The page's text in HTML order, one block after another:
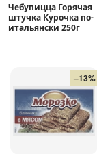
Чебупицца Горячая
штучка Курочка по-
итальянски 250г
–13%